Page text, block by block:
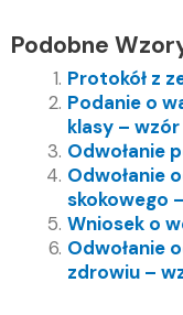
Podobne
Protokół z
Podanie o
klasy – wzór
Odwołanie
Odwołanie
skokowego
Wniosek o
Odwołanie
zdrowiu –